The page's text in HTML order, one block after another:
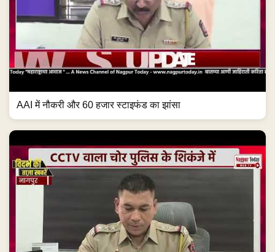
AAI में नौकरी और 60 हजार स्टाइफंड का झांसा